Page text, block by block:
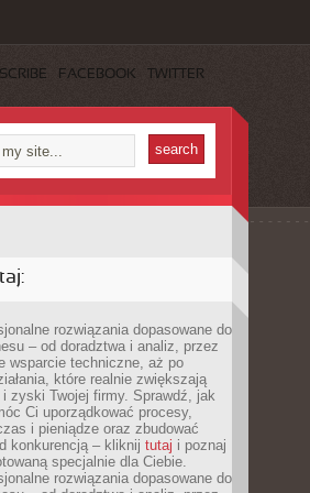
FACEBOOK TWITTER
rozwiązania dopasowane do
– od doradztwa i analiz, przez
wsparcie techniczne, aż po
które realnie zwiększają
zyski Twojej firmy. Sprawdź, jak
Ci uporządkować procesy,
i pieniądze oraz zbudować
konkurencją – kliknij tutaj i poznaj
specjalnie dla Ciebie.
rozwiązania dopasowane do